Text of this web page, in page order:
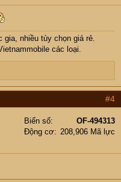
nhiều tùy chọn giá rẻ.
các loại.
#4
Biển số
OF-494313
Động cơ
208,906 Mã lực